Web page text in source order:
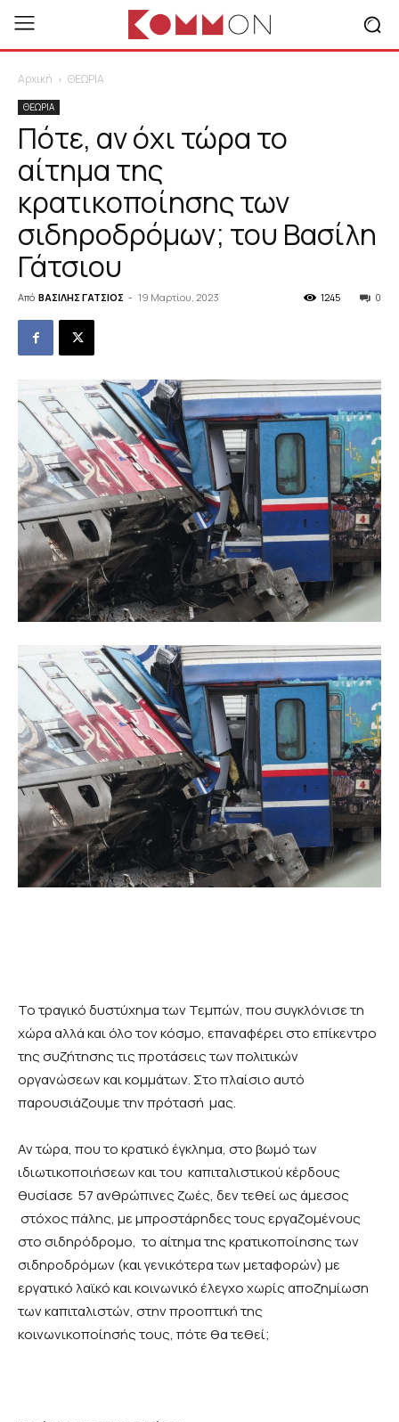
Αρχική ΘΕΩΡΙΑ
ΘΕΩΡΙΑ
Πότε, αν όχι τώρα το
αίτημα της
κρατικοποίησης των
σιδηροδρόμων; του Βασίλη
Γάτσιου
Από ΒΑΣΙΛΗΣ ΓΑΤΣΙΟΣ - 19 Μαρτίου, 2023 0
1245
Το τραγικό δυστύχημα των Τεμπών, που συγκλόνισε τη
χώρα αλλά και όλο τον κόσμο, επαναφέρει στο επίκεντρο
της συζήτησης τις προτάσεις των πολιτικών
οργανώσεων και κομμάτων. Στο πλαίσιο αυτό
παρουσιάζουμε την πρότασή μας.
Αν τώρα, που το κρατικό έγκλημα, στο βωμό των
ιδιωτικοποιήσεων και του καπιταλιστικού κέρδους
θυσίασε 57 ανθρώπινες ζωές, δεν τεθεί ως άμεσος
στόχος πάλης, με μπροστάρηδες τους εργαζομένους
στο σιδηρόδρομο, το αίτημα της κρατικοποίησης των
σιδηροδρόμων (και γενικότερα των μεταφορών) με
εργατικό λαϊκό και κοινωνικό έλεγχο χωρίς αποζημίωση
των καπιταλιστών, στην προοπτική της
κοινωνικοποίησής τους, πότε θα τεθεί;